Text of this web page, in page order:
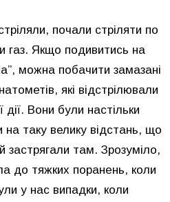
почали стріляти по
газ. Якщо подивитись на
можна побачити замазані
які відстрілювали
дії. Вони були настільки
на таку велику відстань, що
застрягали там. Зрозуміло,
до тяжких поранень, коли
у нас випадки, коли